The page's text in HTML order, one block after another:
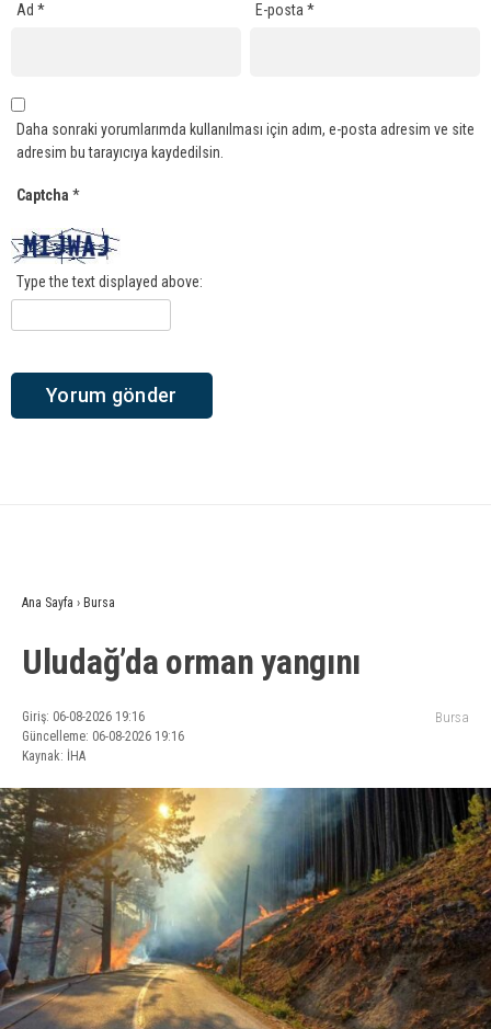
Ad * E-posta*
Daha sonraki yorumlarımda kullanılması için adım, e-posta adresim ve site
adresim bu tarayıcıya kaydedilsin.
Captcha *
Type the text displayed above:
Ana Sayfa › Bursa
Uludağ’da orman yangını
Giriş: 06-08-2026 19:16
Güncelleme: 06-08-2026 19:16
Kaynak: İHA
Bursa